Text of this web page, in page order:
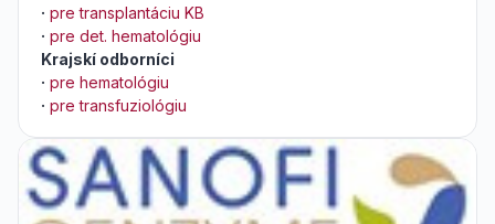
· pre transplantáciu KB
· pre det. hematológiu
Krajskí odborníci
· pre hematológiu
· pre transfuziológiu